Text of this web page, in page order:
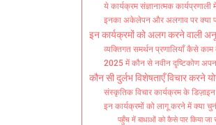
ये कार्यक्रम संज्ञानात्मक
इनका अकेलेपन और अलगाव पर क्या
इन कार्यक्रमों को अलग करने वाली
व्यक्तिगत समर्थन प्रणालियाँ कैसे काम
2025 में कौन से नवीन दृष्टिकोण
कौन सी दुर्लभ विशेषताएँ विचार करने
संस्कृतिक विचार कार्यक्रम के
इन कार्यक्रमों को लागू करने में क्या
पहुँच में बाधाओं को कैसे पार किया जा